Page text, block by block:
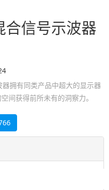
合信号示波器
拥有同类产品中超大的显示器
间获得前所未有的洞察力。